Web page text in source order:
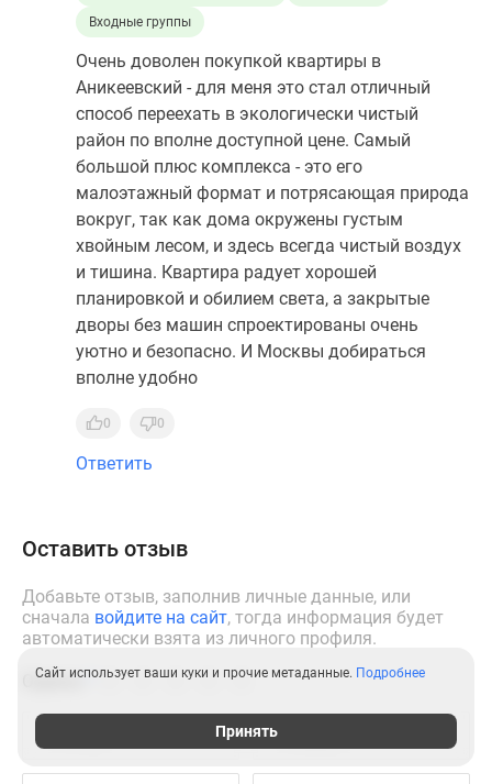
Входные группы
Очень доволен покупкой квартиры в
Аникеевский - для меня это стал отличный
способ переехать в экологически чистый
район по вполне доступной цене. Самый
большой плюс комплекса - это его
малоэтажный формат и потрясающая природа
вокруг, так как дома окружены густым
хвойным лесом, и здесь всегда чистый воздух
и тишина. Квартира радует хорошей
планировкой и обилием света, а закрытые
дворы без машин спроектированы очень
уютно и безопасно. И Москвы добираться
вполне удобно
0 0
Ответить
Оставить отзыв
Добавьте отзыв, заполнив личные данные, или
сначала войдите на сайт, тогда информация будет
автоматически взята из личного профиля.
Оценка *
Сайт использует ваши куки и прочие метаданные. Подробнее
Принять